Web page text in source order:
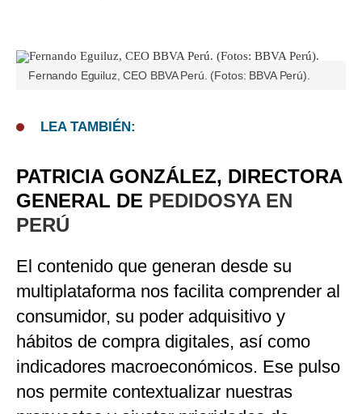
Fernando Eguiluz, CEO BBVA Perú. (Fotos: BBVA Perú).
LEA TAMBIÉN:
PATRICIA GONZÁLEZ, DIRECTORA
GENERAL DE PEDIDOSYA EN
PERÚ
El contenido que generan desde su
multiplataforma nos facilita comprender al
consumidor, su poder adquisitivo y
hábitos de compra digitales, así como
indicadores macroeconómicos. Ese pulso
nos permite contextualizar nuestras